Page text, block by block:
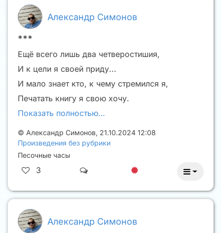
Александр Симонов
***
Ещё всего лишь два четверостишия,
И к цели я своей приду...
И мало знает кто, к чему стремился я,
Печатать книгу я свою хочу.
Показать полностью…
© Александр Симонов, 21.10.2024 12:08
Произведения без рубрики
Песочные часы
3
Александр Симонов